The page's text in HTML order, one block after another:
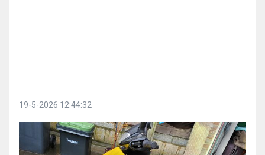
19-5-2026 12:44:32